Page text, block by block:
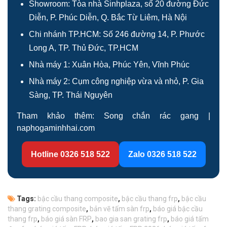
Showroom: Tòa nhà Sinhplaza, số 20 đường Đức
Diễn, P. Phúc Diễn, Q. Bắc Từ Liêm, Hà Nội
Chi nhánh TP.HCM: Số 246 đường 14, P. Phước
Long A, TP. Thủ Đức, TP.HCM
Nhà máy 1: Xuân Hòa, Phúc Yên, Vĩnh Phúc
Nhà máy 2: Cụm công nghiệp vừa và nhỏ, P. Gia
Sàng, TP. Thái Nguyên
Tham khảo thêm: Song chắn rác gang
naphogaminhhai.com
Hotline 0326 518 522 Zalo 0326 518 522
Tags: bậc cầu thang composite, bậc cầu thang frp, bậc cầu
thang grating composite, bản vẽ tấm sàn frp, báo giá bậc cầu
thang frp, báo giá sàn FRP, bao gia san grating frp, báo giá tấm